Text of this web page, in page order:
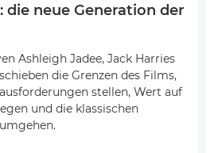
die neue Generation der
Ashleigh Jadee, Jack Harries
die Grenzen des Films,
stellen, Wert auf
und die klassischen